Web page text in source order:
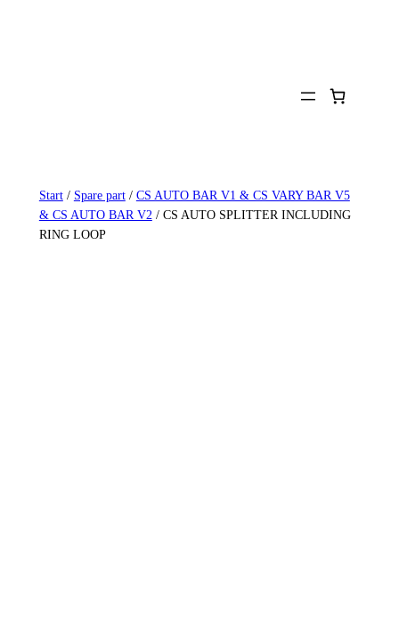
Start/ Spare part/ CS AUTO BAR V1 & CS VARY BAR V5
& CS AUTO BAR V2 / CS AUTO SPLITTER INCLUDING
RING LOOP